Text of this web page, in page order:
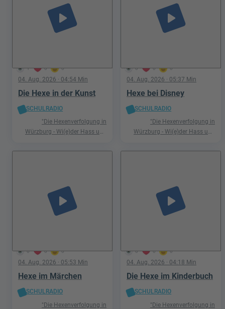
1 0 0
play_arrow
04. Aug. 2026 · 04:54 Min
Die Hexe in der Kunst
SCHULRADIO
"Die Hexenverfolgung in
Würzburg - Wi(e)der Hass und
0 0 0
play_arrow
04. Aug. 2026 · 05:37 Min
Hexe bei Disney
SCHULRADIO
"Die Hexenverfolgung in
Würzburg - Wi(e)der Hass und
0 0 0
play_arrow
04. Aug. 2026 · 05:53 Min
Hexe im Märchen
SCHULRADIO
"Die Hexenverfolgung in
0 0 0
play_arrow
04. Aug. 2026 · 04:18 Min
Die Hexe im Kinderbuch
SCHULRADIO
"Die Hexenverfolgung in